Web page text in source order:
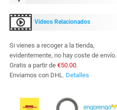
Videos Relacionados
Si vienes a recoger a la tienda,
evidentemente, no hay coste de envío.
Gratis a partir de €50.00.
Enviamos con DHL. Detalles